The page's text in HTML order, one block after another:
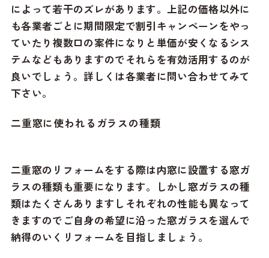
によって若干のズレがあります。上記の価格以外に
も各業者ごとに期間限定で割引キャンペーンをやっ
ていたり複数口の案件になりと単価が安くなるシス
テムなどもありますのでそれらを有効活用するのが
良いでしょう。詳しくは各業者に問い合わせてみて
下さい。
二重窓に使われるガラスの種類
二重窓のリフォームをする際は内窓に設置する窓ガ
ラスの種類も重要になります。しかし窓ガラスの種
類はたくさんありますしそれぞれの性能も異なって
きますのでご自身の希望に沿った窓ガラスを選んで
納得のいくリフォームを目指しましょう。